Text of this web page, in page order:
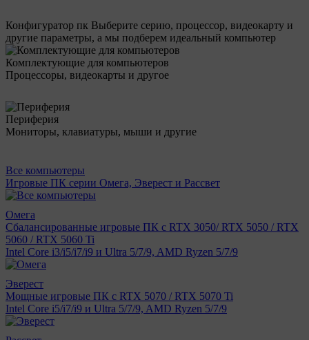
Конфигуратор пк Выберите серию, процессор, видеокарту и
другие параметры, а мы подберем идеальный компьютер
Комплектующие для компьютеров
Процессоры, видеокарты и другое
Периферия
Мониторы, клавиатуры, мыши и другие
Все компьютеры
Игровые ПК серии Омега, Эверест и Рассвет
Омега
Сбалансированные игровые ПК с RTX 3050/ RTX 5050 / RTX
5060 / RTX 5060 Ti
Intel Core i3/i5/i7/i9 и Ultra 5/7/9, AMD Ryzen 5/7/9
Эверест
Мощные игровые ПК с RTX 5070 / RTX 5070 Ti
Intel Core i5/i7/i9 и Ultra 5/7/9, AMD Ryzen 5/7/9